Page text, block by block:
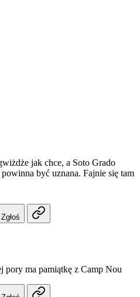
jak chce, a Soto Grado
być uznana. Fajnie się tam
Zgłoś
pory ma pamiątkę z Camp Nou